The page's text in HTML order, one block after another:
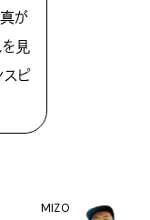
が
を見
スピ
MIZO